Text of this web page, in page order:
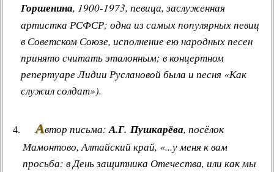
Горшенина, 1900-1973, певица, заслуженная
артистка РСФСР; одна из самых популярных певиц
в Советском Союзе, исполнение ею народных песен
принято считать эталонным; в концертном
репертуаре Лидии Руслановой была и песня «Как
служил солдат»).
Автор письма:А.Г. Пушкарёва, посёлок
Мамонтово, Алтайский край, «...у меня к вам
просьба: в День защитника Отечества, или как мы